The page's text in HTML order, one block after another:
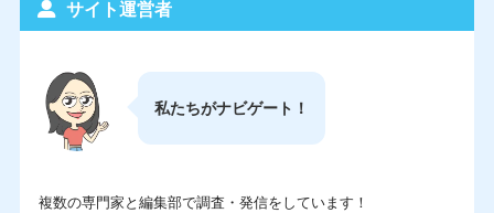
サイト運営者
私たちがナビゲート！
複数の専門家と編集部で調査・発信をしています！